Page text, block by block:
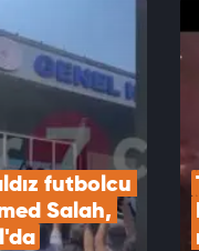
Sörloth için gözünü
futbolcu
Salah,